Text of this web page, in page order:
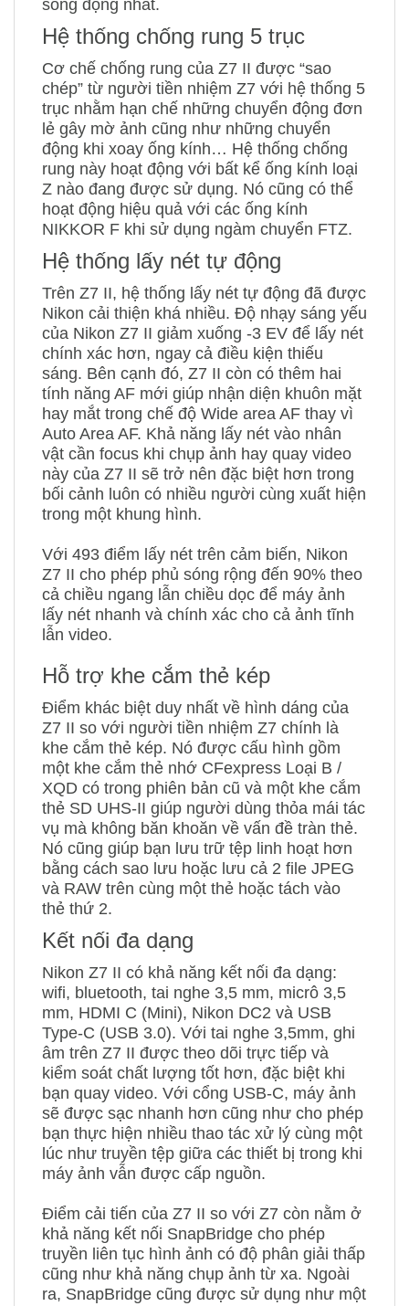
sống động nhất.
Hệ thống chống rung 5 trục
Cơ chế chống rung của Z7 II được “sao
chép” từ người tiền nhiệm Z7 với hệ thống 5
trục nhằm hạn chế những chuyển động đơn
lẻ gây mờ ảnh cũng như những chuyển
động khi xoay ống kính… Hệ thống chống
rung này hoạt động với bất kể ống kính loại
Z nào đang được sử dụng. Nó cũng có thể
hoạt động hiệu quả với các ống kính
NIKKOR F khi sử dụng ngàm chuyển FTZ.
Hệ thống lấy nét tự động
Trên Z7 II, hệ thống lấy nét tự động đã được
Nikon cải thiện khá nhiều. Độ nhạy sáng yếu
của Nikon Z7 II giảm xuống -3 EV để lấy nét
chính xác hơn, ngay cả điều kiện thiếu
sáng. Bên cạnh đó, Z7 II còn có thêm hai
tính năng AF mới giúp nhận diện khuôn mặt
hay mắt trong chế độ Wide area AF thay vì
Auto Area AF. Khả năng lấy nét vào nhân
vật cần focus khi chụp ảnh hay quay video
này của Z7 II sẽ trở nên đặc biệt hơn trong
bối cảnh luôn có nhiều người cùng xuất hiện
trong một khung hình.
Với 493 điểm lấy nét trên cảm biến, Nikon
Z7 II cho phép phủ sóng rộng đến 90% theo
cả chiều ngang lẫn chiều dọc để máy ảnh
lấy nét nhanh và chính xác cho cả ảnh tĩnh
lẫn video.
Hỗ trợ khe cắm thẻ kép
Điểm khác biệt duy nhất về hình dáng của
Z7 II so với người tiền nhiệm Z7 chính là
khe cắm thẻ kép. Nó được cấu hình gồm
một khe cắm thẻ nhớ CFexpress Loại B /
XQD có trong phiên bản cũ và một khe cắm
thẻ SD UHS-II giúp người dùng thỏa mái tác
vụ mà không băn khoăn về vấn đề tràn thẻ.
Nó cũng giúp bạn lưu trữ tệp linh hoạt hơn
bằng cách sao lưu hoặc lưu cả 2 file JPEG
và RAW trên cùng một thẻ hoặc tách vào
thẻ thứ 2.
Kết nối đa dạng
Nikon Z7 II có khả năng kết nối đa dạng:
wifi, bluetooth, tai nghe 3,5 mm, micrô 3,5
mm, HDMI C (Mini), Nikon DC2 và USB
Type-C (USB 3.0). Với tai nghe 3,5mm, ghi
âm trên Z7 II được theo dõi trực tiếp và
kiểm soát chất lượng tốt hơn, đặc biệt khi
bạn quay video. Với cổng USB-C, máy ảnh
sẽ được sạc nhanh hơn cũng như cho phép
bạn thực hiện nhiều thao tác xử lý cùng một
lúc như truyền tệp giữa các thiết bị trong khi
máy ảnh vẫn được cấp nguồn.
Điểm cải tiến của Z7 II so với Z7 còn nằm ở
khả năng kết nối SnapBridge cho phép
truyền liên tục hình ảnh có độ phân giải thấp
cũng như khả năng chụp ảnh từ xa. Ngoài
ra, SnapBridge cũng được sử dụng như một